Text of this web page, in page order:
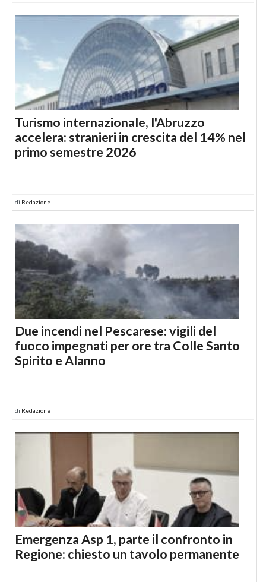
Turismo internazionale, l'Abruzzo
accelera: stranieri in crescita del 14% nel
primo semestre 2026
di Redazione
Due incendi nel Pescarese: vigili del
fuoco impegnati per ore tra Colle Santo
Spirito e Alanno
di Redazione
Emergenza Asp 1, parte il confronto in
Regione: chiesto un tavolo permanente